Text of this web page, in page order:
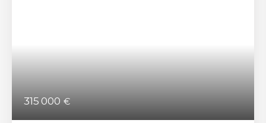
315 000 €